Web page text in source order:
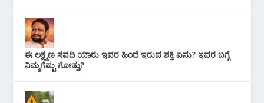
ಈ ಲಕ್ಷ್ಮಣ ಸವದಿ ಯಾರು ಇವರ ಹಿಂದೆ ಇರುವ ಶಕ್ತಿ ಏನು? ಇವರ ಬಗ್ಗೆ
ನಿಮ್ಮಗೆಷ್ಟು ಗೋತ್ತು?